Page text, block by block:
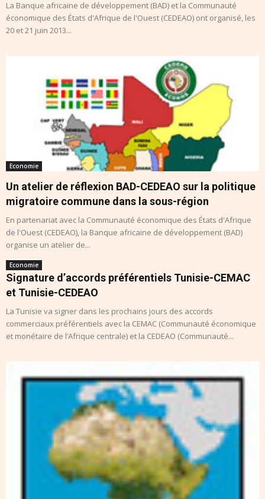
La Banque africaine de développement (BAD) et la Communauté
économique des États d'Afrique de l'Ouest (CEDEAO) ont organisé, les
20 et 21 juin 2013...
Economie
Un atelier de réflexion BAD-CEDEAO sur la politique
migratoire commune dans la sous-région
En partenariat avec la Communauté économique des États d'Afrique
de l'Ouest (CEDEAO), la Banque africaine de développement (BAD)
organise un atelier de...
Economie
Signature d’accords préférentiels Tunisie-CEMAC
et Tunisie-CEDEAO
La Tunisie va signer dans les prochains jours des accords
commerciaux préférentiels avec la CEMAC (Communauté économique
et monétaire de l’Afrique centrale) et la CEDEAO (Communauté...